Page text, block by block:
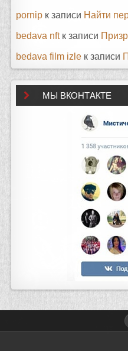
pornip к записи Найти
bedava nftк записи
bedava film izle к записи
МЫ ВКОНТАКТЕ